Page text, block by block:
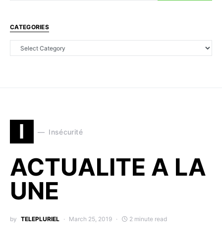
CATEGORIES
I Insécurité
ACTUALITE A LA
UNE
by TELEPLURIEL March 25, 2019 2 minute read